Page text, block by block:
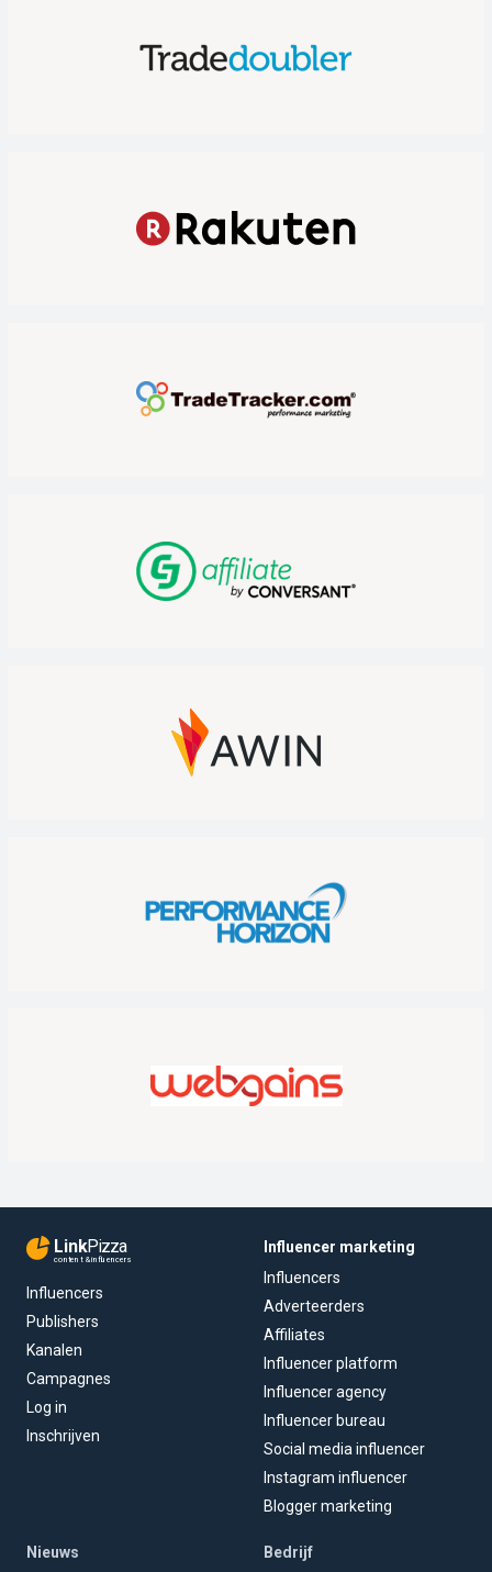
LinkPizza
content & influencers
Influencers
Publishers
Kanalen
Campagnes
Log in
Inschrijven
Influencer marketing
Influencers
Adverteerders
Affiliates
Influencer platform
Influencer agency
Influencer bureau
Social media influencer
Instagram influencer
Blogger marketing
Nieuws Bedrijf